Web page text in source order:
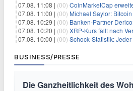
07.08. 11:08 | (00) CoinMarketCap erweitert Pro API
07.08. 11:00 | (00) Michael Saylor: Bitcoin
07.08. 10:29 | (00) Banken-Partner
07.08. 10:20 | (00) XRP-Kurs fällt nach Verzögerung des
07.08. 10:00 | (00) Schock-Statistik: Jeder dritte Amerikaner sitzt
BUSINESS/PRESSE
Die Ganzheitlichkeit des